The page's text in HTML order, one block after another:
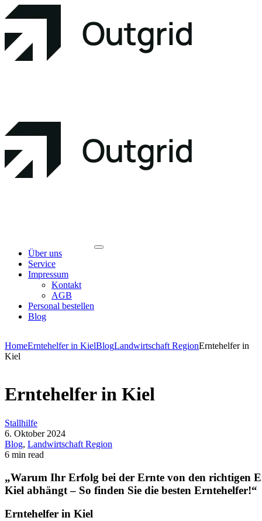
Über uns
Service
Impressum
Kontakt
AGB
Personal bestellen
Blog
HomeErntehelfer in KielBlogLandwirtschaft RegionErntehelfer in
Kiel
Erntehelfer in Kiel
Stallhilfe
6. Oktober 2024
Blog, Landwirtschaft Region
6 min read
„Warum Ihr Erfolg bei der Ernte von den richtigen
Kiel abhängt – So finden Sie die besten Erntehelfer!“
Erntehelfer in Kiel